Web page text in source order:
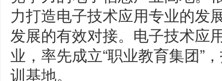
力打造电子技术应用专业的发
发展的有效对接。电子技术应
业，率先成立“职业教育集团”
训基地。